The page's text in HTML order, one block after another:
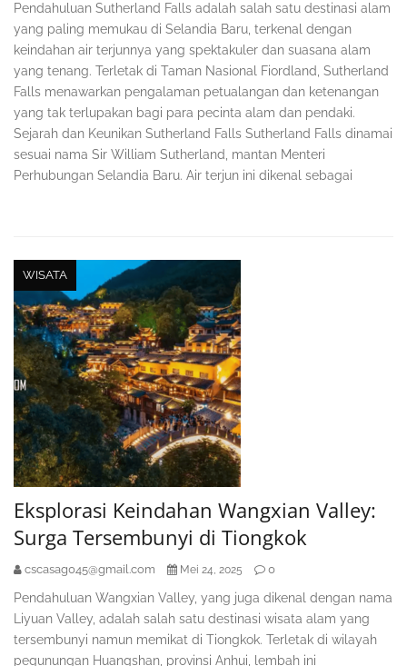
Pendahuluan Sutherland Falls adalah salah satu destinasi alam
yang paling memukau di Selandia Baru, terkenal dengan
keindahan air terjunnya yang spektakuler dan suasana alam
yang tenang. Terletak di Taman Nasional Fiordland, Sutherland
Falls menawarkan pengalaman petualangan dan ketenangan
yang tak terlupakan bagi para pecinta alam dan pendaki.
Sejarah dan Keunikan Sutherland Falls Sutherland Falls dinamai
sesuai nama Sir William Sutherland, mantan Menteri
Perhubungan Selandia Baru. Air terjun ini dikenal sebagai
WISATA
Eksplorasi Keindahan Wangxian Valley:
Surga Tersembunyi di Tiongkok
cscasag045@gmail.com Mei 24, 2025 0
Pendahuluan Wangxian Valley, yang juga dikenal dengan nama
Liyuan Valley, adalah salah satu destinasi wisata alam yang
tersembunyi namun memikat di Tiongkok. Terletak di wilayah
pegunungan Huangshan, provinsi Anhui, lembah ini